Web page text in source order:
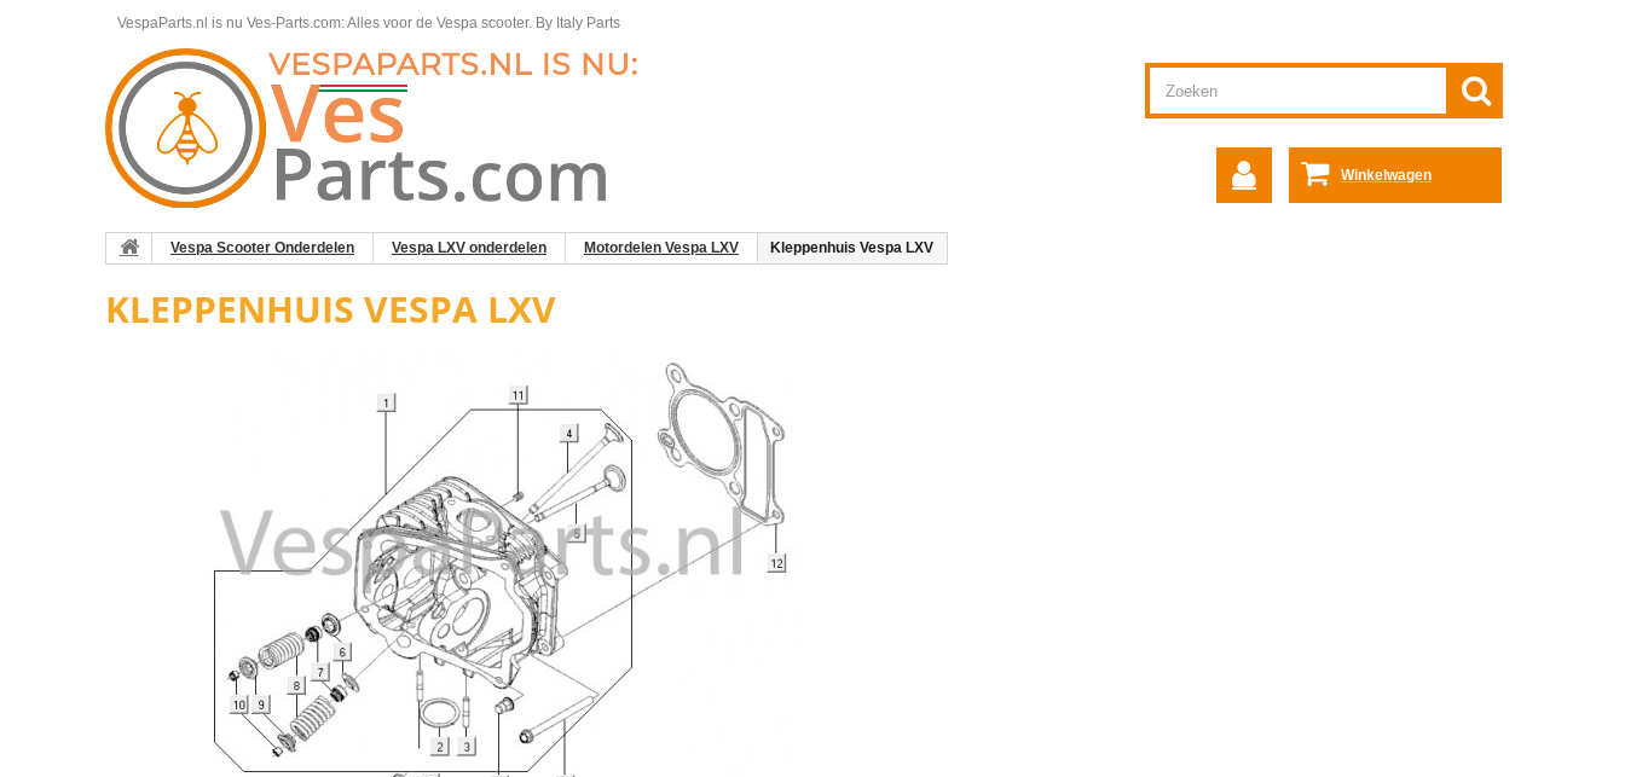
VespaParts.nl is nu Ves-Parts.com: Alles voor de Vespa scooter. By Italy Parts
Winkelwagen
Vespa Scooter Onderdelen Vespa LXV onderdelen Motordelen Vespa LXV Kleppenhuis Vespa LXV
KLEPPENHUIS VESPA LXV